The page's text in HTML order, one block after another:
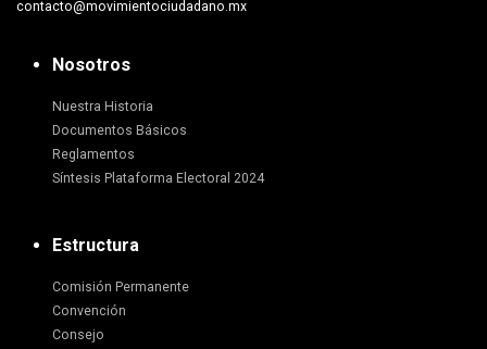
contacto@movimientociudadano.mx
Nosotros
Nuestra Historia
Documentos Básicos
Reglamentos
Síntesis Plataforma Electoral 2024
Estructura
Comisión Permanente
Convención
Consejo